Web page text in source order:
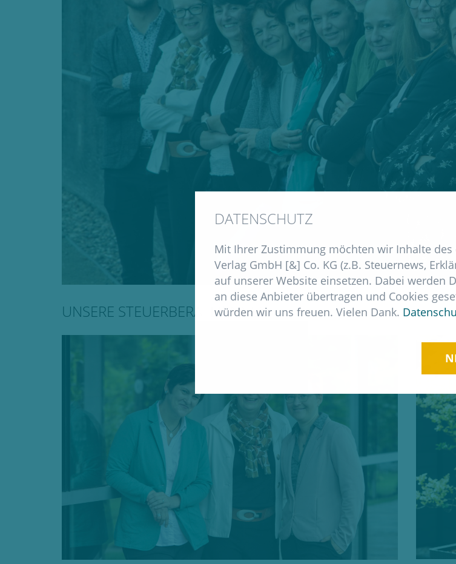
UNSERE STEUERBERATERINNEN
DATENSCHUTZ
Mit Ihrer Zustimmung möchten wir Inhalte
Verlag GmbH [&] Co. KG (z.B. Steuernews,
auf unserer Website einsetzen. Dabei werden
an diese Anbieter übertragen und Cookies
würden wir uns freuen. Vielen Dank.